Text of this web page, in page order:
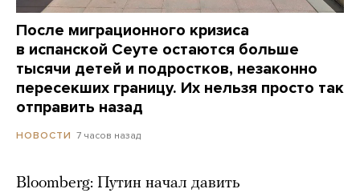
После миграционного кризиса
в испанской Сеуте остаются больше
тысячи детей и подростков, незаконно
пересекших границу. Их нельзя просто так
отправить назад
НОВОСТИ 7 часов назад
Bloomberg: Путин начал давить